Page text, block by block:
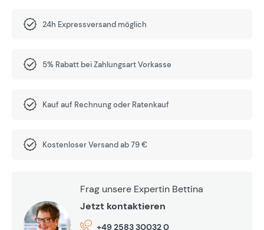
24h Expressversand möglich
5% Rabatt bei Zahlungsart Vorkasse
Kauf auf Rechnung oder Ratenkauf
Kostenloser Versand ab 79 €
Frag unsere Expertin Bettina
Jetzt kontaktieren
+49 2583 30032 0